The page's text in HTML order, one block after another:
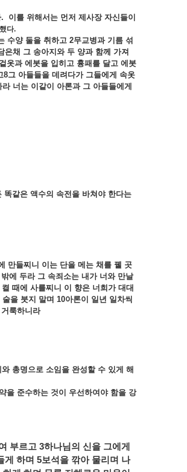
. 이를 위해서는 먼저 제사장 자신들이
했다.
수양 둘을 취하고 2무교병과 기름 섞
은채 그 송아지와 두 양과 함께 가져
겉옷과 에봇을 입히고 흉패를 달고 에봇
8그 아들들을 데려다가 그들에게
속옷
라 너는 이같이 아론과 그 아들들에게
똑같은 액수의 속전을 바쳐야 한다는
만들찌니 이는 단을 메는 채를 꿸 곳
밖에 두라 그 속죄소는 내가 너와 만날
켤 때에 사를찌니 이 향은 너희가 대대
술을 붓지 말며 10아론이 일년 일차씩
거룩하니라
와 총명으로 소임을 완성할 수 있게 해
을 준수하는 것이 우선하여야 함을 강
부르고 3하나님의 신을 그에게
게 하며 5보석을 깎아 물리며 나